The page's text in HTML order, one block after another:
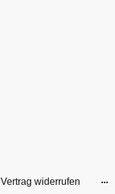
Vertrag widerrufen